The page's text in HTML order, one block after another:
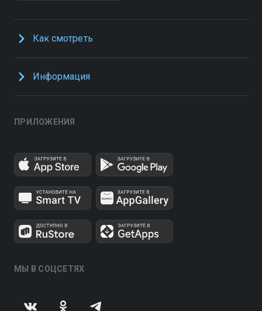
Как смотреть
Информация
ПРИЛОЖЕНИЯ
МЫ В СОЦСЕТЯХ